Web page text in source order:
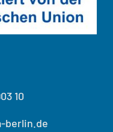
10
berlin.de